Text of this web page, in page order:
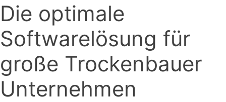
Die optimale
Softwarelösung für
große Trockenbauer
Unternehmen